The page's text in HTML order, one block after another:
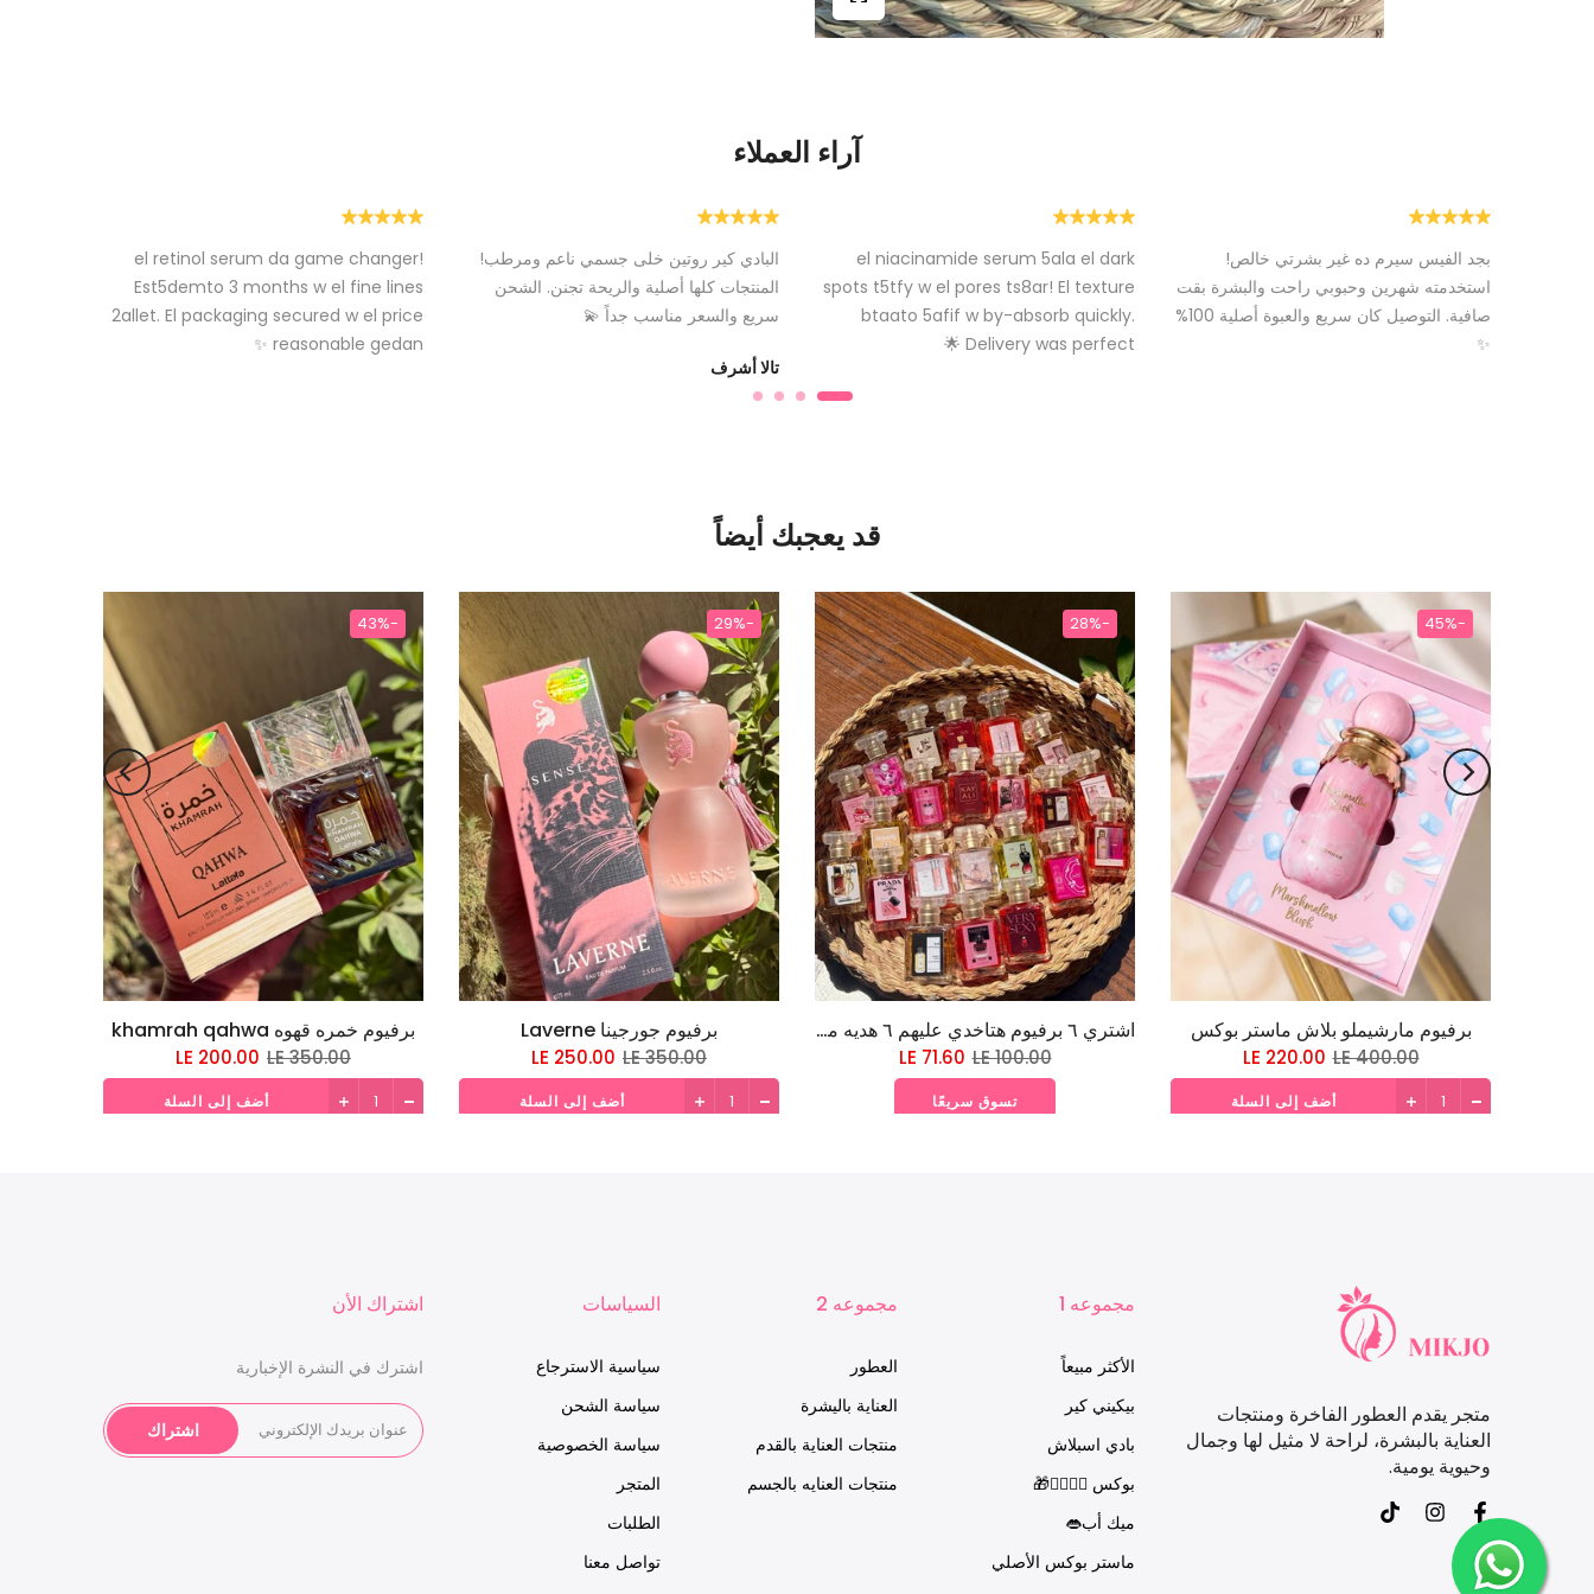
آراء العملاء
بجد الفيس سيرم ده غير بشرتي خالص!
استخدمته شهرين وحبوبي راحت والبشرة بقت
صافية. التوصيل كان سريع والعبوة أصلية 100%
✨
el niacinamide serum 5ala el dark
spots t5tfy w el pores ts8ar! El texture
btaato 5afif w by-absorb quickly.
Delivery was perfect 🌟
البادي كير روتين خلى جسمي ناعم ومرطب!
المنتجات كلها أصلية والريحة تجنن. الشحن
سريع والسعر مناسب جداً 💫
تالا أشرف
el retinol serum da game changer!
Est5demto 3 months w el fine lines
2allet. El packaging secured w el price
reasonable gedan ✨
قد يعجبك أيضاً
-45%
برفيوم مارشيملو بلاش ماستر بوكس
LE 400.00
LE 220.00
أضف إلى السلة
-28%
اشتري ٦ برفيوم هتاخدي عليهم ٦ هديه من اختيارك
LE 100.00
LE 71.60
تسوق سريعًا
-29%
برفيوم جورجينا Laverne
LE 350.00
LE 250.00
أضف إلى السلة
-43%
برفيوم خمره قهوه khamrah qahwa
LE 350.00
LE 200.00
أضف إلى السلة
متجر يقدم العطور الفاخرة ومنتجات
العناية بالبشرة، لراحة لا مثيل لها وجمال
وحيوية يومية.
مجموعه 1
الأكثر مبيعاً
بيكيني كير
بادي اسبلاش
بوكس 👩‍❤️‍💋‍👨🎁
ميك أب👄
ماستر بوكس الأصلي
مجموعه 2
العطور
العناية باليشرة
منتجات العناية بالقدم
منتجات العنايه بالجسم
السياسات
سياسية الاسترجاع
سياسة الشحن
سياسة الخصوصية
المتجر
الطلبات
تواصل معنا
اشتراك الأن
اشترك في النشرة الإخبارية
اشتراك